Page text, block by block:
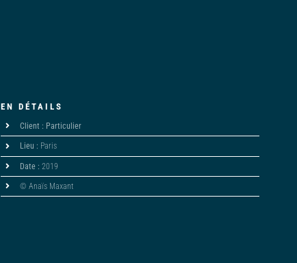
EN DÉTAILS
Client : Particulier
Lieu : Paris
Date : 2019
© Anaïs Maxant